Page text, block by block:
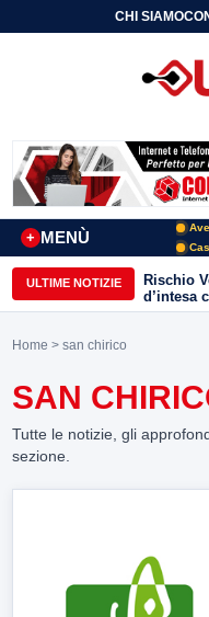
CHI SIAMO
MENÙ
+
ULTIME NOTIZIE
Rischio
d’intesa
firmato il
Home > san chirico
SAN
Tutte le notizie, gli
sezione.